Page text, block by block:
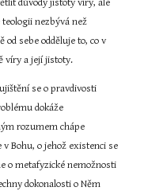
důvody jistoty víry, ale
nezbývá než
sebe odděluje to, co v
víry a její jistoty.
se o pravdivosti
dokáže
rozumem chápe
Bohu, o jehož existenci se
o metafyzické nemožnosti
dokonalosti o Něm